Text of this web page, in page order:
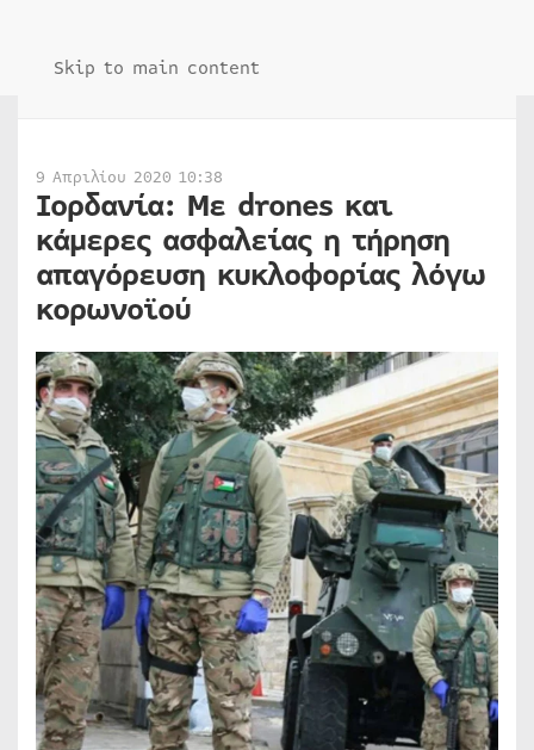
Skip to main content
9 Απριλίου 2020 10:38
Ιορδανία: Με drones και
κάμερες ασφαλείας η τήρηση
απαγόρευση κυκλοφορίας λόγω
κορωνοϊού